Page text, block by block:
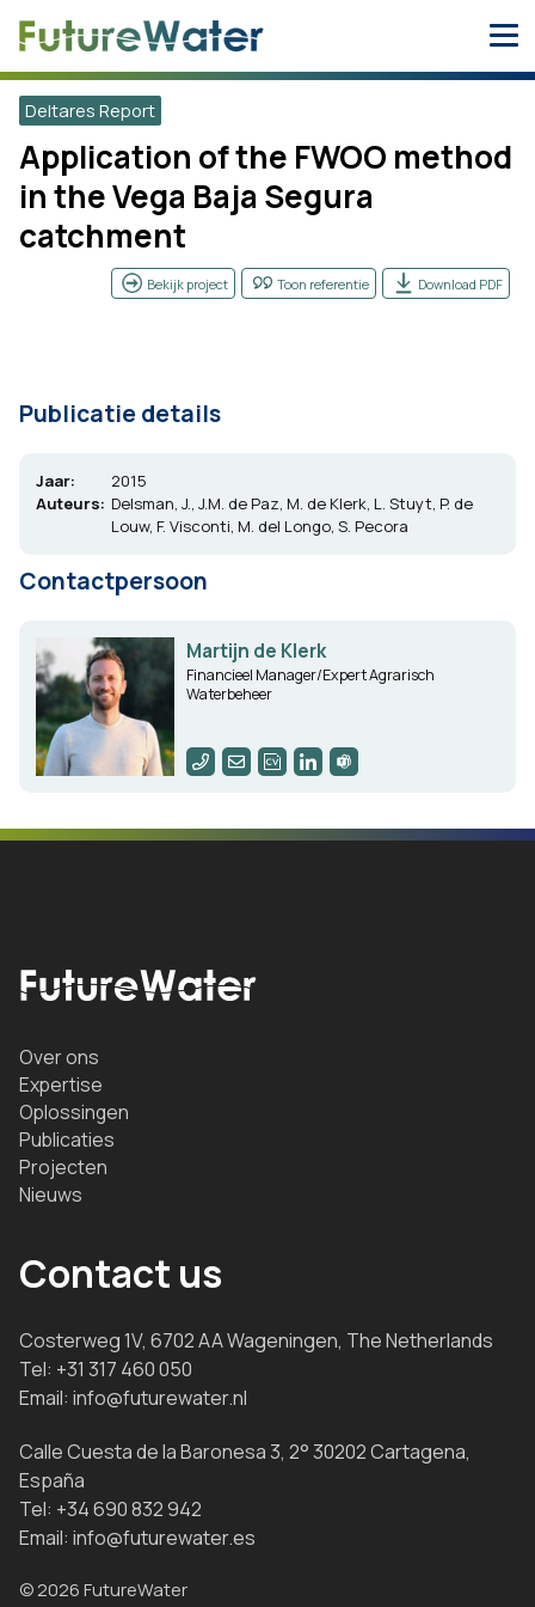
Deltares Report
Application of the FWOO method
in the Vega Baja Segura
catchment
Bekijk project Toon referentie Download PDF
Publicatie details
Jaar:
2015
Auteurs: Delsman, J., J.M. de Paz, M. de Klerk, L. Stuyt, P. de
Louw, F. Visconti, M. del Longo, S. Pecora
Contactpersoon
Martijn de Klerk
Financieel Manager/Expert Agrarisch
Waterbeheer
Over ons
Expertise
Oplossingen
Publicaties
Projecten
Nieuws
Contact us
Costerweg 1V, 6702 AA Wageningen, The Netherlands
Tel: +31 317 460 050
Email: info@futurewater.nl
Calle Cuesta de la Baronesa 3, 2° 30202 Cartagena,
España
Tel: +34 690 832 942
Email: info@futurewater.es
© 2026 FutureWater